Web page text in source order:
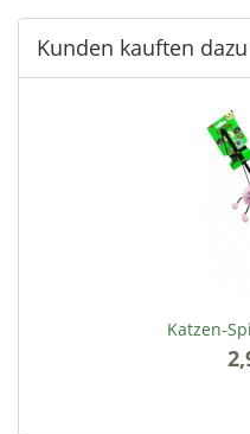
Kunden kauften
Katzen-